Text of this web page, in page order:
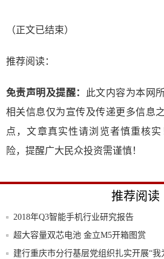
（正文已结束）
推荐阅读：
免责声明及提醒：
此文内容为本网
相关信息仅为宣传及传递更多信息
点，文章真实性请浏览者慎重核
险，提醒广大民众投资需谨慎！
推荐阅读
2018年Q3智能手机行业研究报告
超大容量双芯电池 金立M5开箱图赏
建行重庆市分行基层党组织扎实开展“我